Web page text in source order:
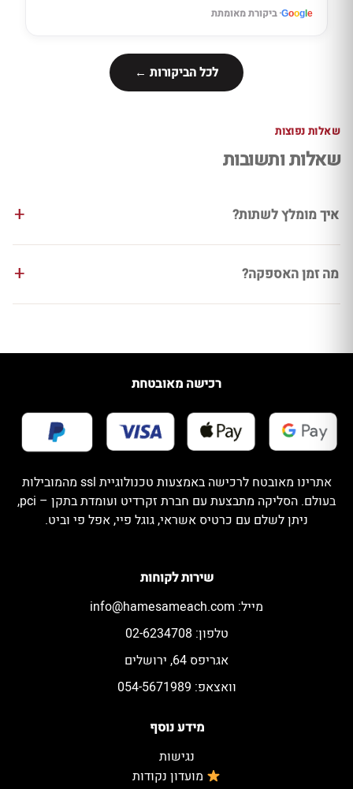
Goog e · ביקורת מאומתת
לכל הביקורות ←
שאלות נפוצות
שאלות ותשובות
איך מומלץ לשתות?
מה זמן האספקה?
מידע נוסף
נגישות
מועדון נקודות
שירות לקוחות
מייל: info@hamesameach.com
טלפון: 02-6234708
אגריפס 64, ירושלים
וואצאפ: 054-5671989
רכישה מאובטחת
אתרינו מאובטח לרכישה באמצעות טכנולוגיית ssl מהמובילות
בעולם. הסליקה מתבצעת עם חברת זקרדיט ועומדת בתקן – pci,
ניתן לשלם עם כרטיס אשראי, גוגל פיי, אפל פי וביט.